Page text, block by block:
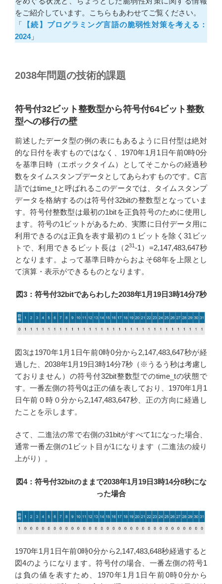
をご紹介しています。こちらもあわせてご覧ください。
「
【続】プログラミング言語の脆弱性対策を考える：
2024」
2038年問題の技術的課題
符号付32ビット整数型から符号付64ビット整数
型への移行の壁
前述したデータ型の例の表にもあるように日付型は絶対
的な日付を表すものではなく、1970年1月1日午前0時0分
を基準日時（エポックタイム）としてそこからの経過秒
数をタイムスタンプデータとしてあらわすものです。C言
語ではtime_tと呼ばれるこのデータでは、タイムスタンプ
データを格納するのは符号付32bitの整数型となっていま
す。符号付整数型は最初の1bitを正負符号のために使用し
ます。符号の1ビットがあるため、実際に日付データ用に
利用できるのは正負を表す最初の１ビットを除く31ビッ
トで、利用できるビット長は（231 -1）=2,147,483,647秒
となります。よって基準日時からおよそ68年を上限とし
て演算・表示ができるものとなります。
図3：符号付32bitであらわした2038年1月19日3時14分7秒
図3は1970年1月1日午前0時0分から2,147,483,647秒が経
過した、2038年1月19日3時14分7秒（※うるう秒は考慮し
ておりません）の符号付32bit整数型でのtime_tの状態で
す。一番左側の符号0は正の値を表しており、1970年1月1
日午前０時０分から2,147,483,647秒、正の方向に経過し
たことを示します。
さて、二進法の常で右側の31bitがすべて1になった場合、
通常一番左側の1ビット目が1になります（二進法の繰り
上がり）。
図4：符号付32bitのままで2038年1月19日3時14分8秒にな
った場合
1970年1月1日午前0時0分から2,147,483,648秒経過すると
図4のようになります。符号付の場合、一番左側の符号1
は負の値を表すため、1970年1月1日午前0時0分から